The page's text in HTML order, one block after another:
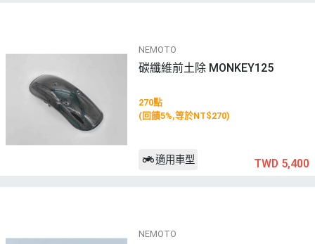
NEMOTO
碳纖維前土除 MONKEY125
270點
(回饋5%,等於NT$270)
適用車型 TWD 5,400
NEMOTO